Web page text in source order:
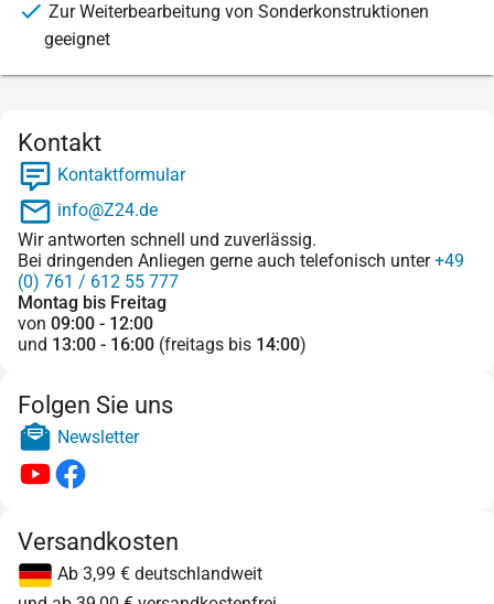
Zur Weiterbearbeitung von Sonderkonstruktionen
geeignet
Kontakt
Kontaktformular
info@Z24.de
Wir antworten schnell und zuverlässig.
Bei dringenden Anliegen gerne auch telefonisch unter+49
(0) 761 / 612 55 777
Montag bis Freitag
von 09:00 - 12:00
und 13:00 - 16:00 (freitags bis 14:00)
Folgen Sie uns
Newsletter
Versandkosten
Ab 3,99 € deutschlandweit